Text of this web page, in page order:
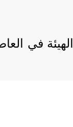
فرع